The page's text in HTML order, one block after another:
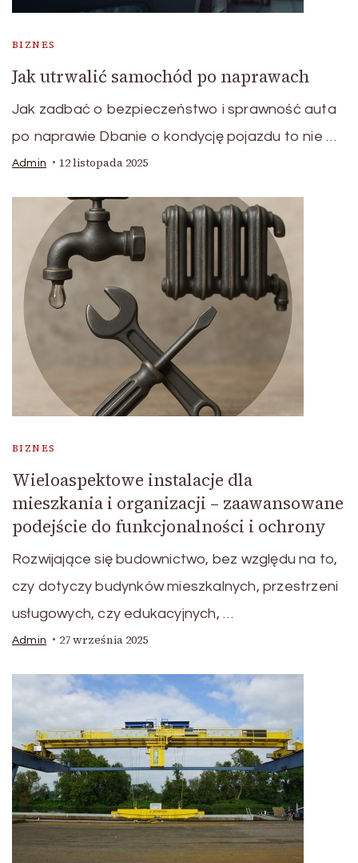
BIZNES
Jak utrwalić samochód po naprawach
Jak zadbać o bezpieczeństwo i sprawność auta
po naprawie Dbanie o kondycję pojazdu to nie …
Admin 12 listopada 2025
BIZNES
Wieloaspektowe instalacje dla
mieszkania i organizacji – zaawansowane
podejście do funkcjonalności i ochrony
Rozwijające się budownictwo, bez względu na to,
czy dotyczy budynków mieszkalnych, przestrzeni
usługowych, czy edukacyjnych, …
Admin 27 września 2025